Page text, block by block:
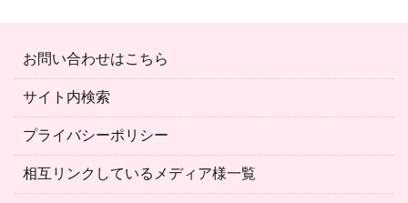
お問い合わせはこちら
サイト内検索
プライバシーポリシー
相互リンクしているメディア様一覧